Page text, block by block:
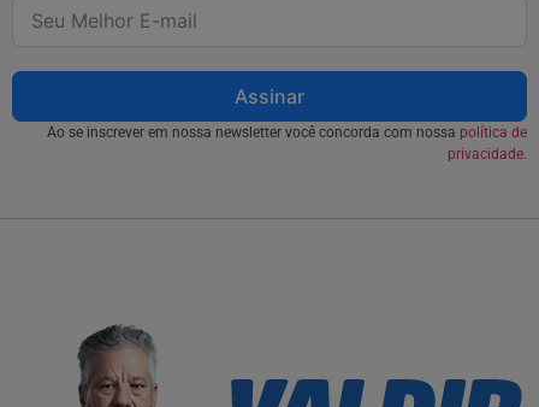
Assinar
Ao se inscrever em nossa newsletter você concorda com nossa política de
privacidade.